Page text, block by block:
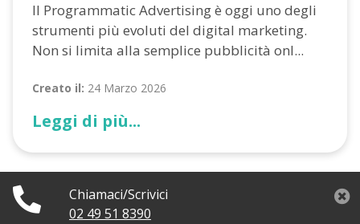
Il Programmatic Advertising è oggi uno degli
strumenti più evoluti del digital marketing.
Non si limita alla semplice pubblicità onl...
Creato il: 24 Marzo 2026
Leggi di più...
Chiamaci/Scrivici
02 49 51 8390